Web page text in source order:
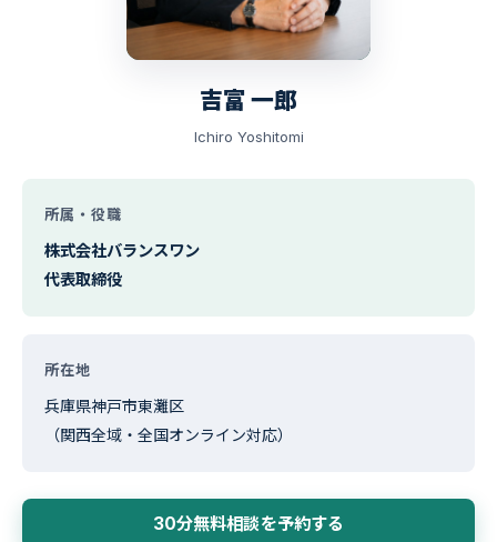
吉富 一郎
Ichiro Yoshitomi
所属・役職
株式会社バランスワン
代表取締役
所在地
兵庫県神戸市東灘区
（関西全域・全国オンライン対応）
30分無料相談を予約する